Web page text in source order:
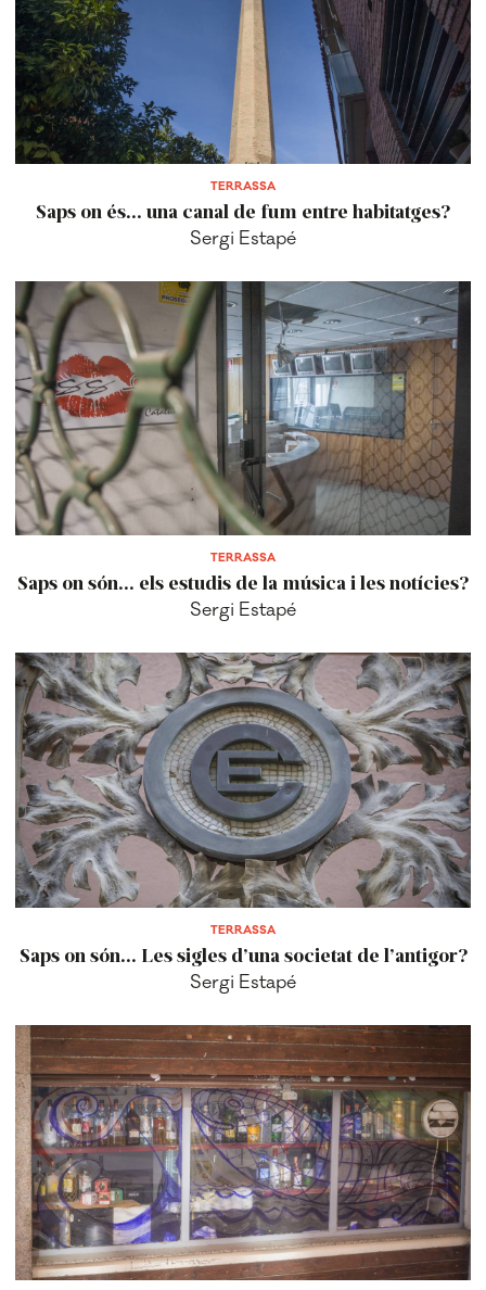
TERRASSA
Saps on és... una canal de fum entre habitatges?
Sergi Estapé
TERRASSA
Saps on són... els estudis de la música i les notícies?
Sergi Estapé
TERRASSA
Saps on són... Les sigles d’una societat de l’antigor?
Sergi Estapé